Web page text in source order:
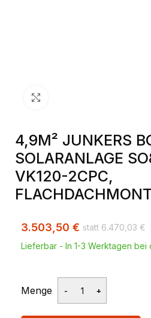
4,9M² JUNKERS
SOLARANLAGE
VK120-2CPC,
6.470,03 €
3.503,50 €
Lieferbar - In 1-3 Werktagen bei
Menge